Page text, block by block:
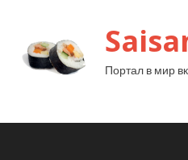
Портал в мир